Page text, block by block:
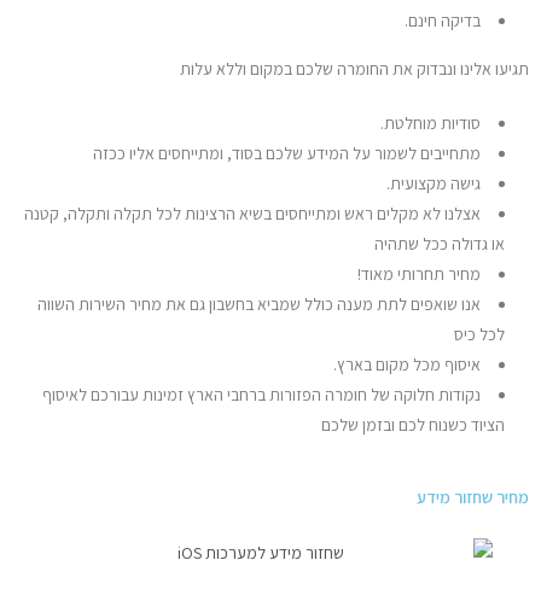
בדיקה חינם.
תגיעו אלינו ונבדוק את החומרה שלכם במקום וללא עלות
סודיות מוחלטת.
מתחייבים לשמור על המידע שלכם בסוד, ומתייחסים אליו ככזה
גישה מקצועית.
אצלנו לא מקלים ראש ומתייחסים בשיא הרצינות לכל תקלה ותקלה, קטנה
או גדולה ככל שתהיה
מחיר תחרותי מאוד!
אנו שואפים לתת מענה כולל שמביא בחשבון גם את מחיר השירות השווה
לכל כיס
איסוף מכל מקום בארץ.
נקודות חלוקה של חומרה הפזורות ברחבי הארץ זמינות עבורכם לאיסוף
הציוד כשנוח לכם ובזמן שלכם
מחיר שחזור מידע